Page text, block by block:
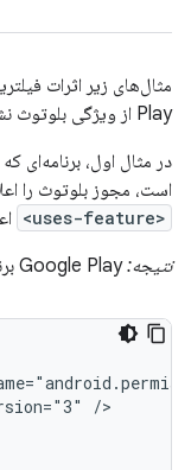
Play از ویژگی بلوتوث نشان می‌دهند.
است، مجوز بلوتوث را
<uses-feature>
نتیجه:Google Play برنامه را از هیچ دستگاهی فیلتر نمی کند.